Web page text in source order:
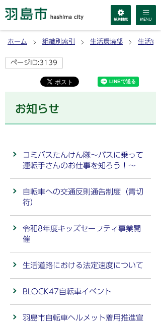
ホーム 組織別索引 生活環境部 生活安
ページID:3139
お知らせ
コミバスたんけん隊～バスに乗って
運転手さんのお仕事を知ろう！～
自転車への交通反則通告制度（青切
符）
令和8年度キッズセーフティ事業開
催
生活道路における法定速度について
BLOCK47自転車イベント
羽島市自転車ヘルメット着用推進宣